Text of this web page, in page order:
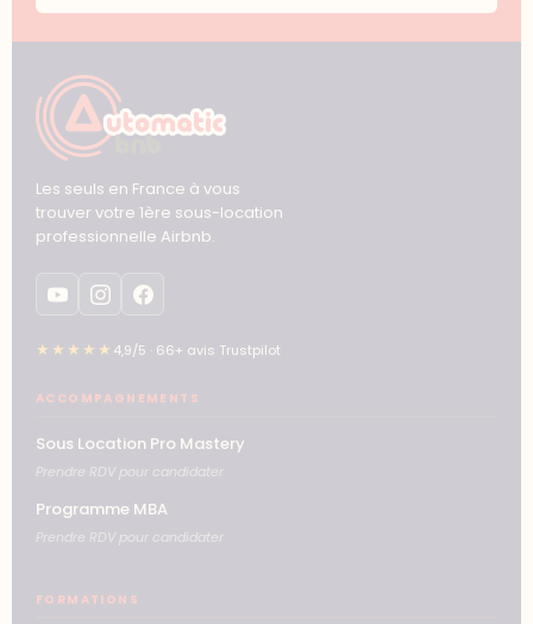
Les seuls en France à vous
trouver votre 1ère sous-location
professionnelle Airbnb.
★★★★★ 4,9/5 · 66+ avis Trustpilot
ACCOMPAGNEMENTS
Sous Location Pro Mastery
Prendre RDV pour candidater
Programme MBA
Prendre RDV pour candidater
FORMATIONS